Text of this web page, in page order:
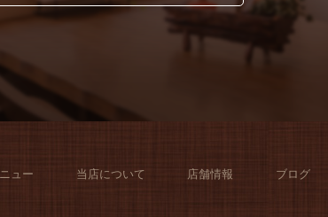
ュー 当店について 店舗情報 ブログ